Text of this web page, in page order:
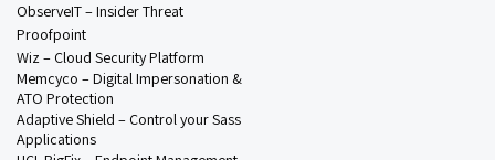
ObserveIT – Insider Threat
Proofpoint
Wiz – Cloud Security Platform
Memcyco – Digital Impersonation &
ATO Protection
Adaptive Shield – Control your Sass
Applications